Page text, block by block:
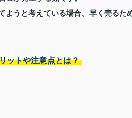
ようと考えている場合、早く売る
ットや注意点とは？